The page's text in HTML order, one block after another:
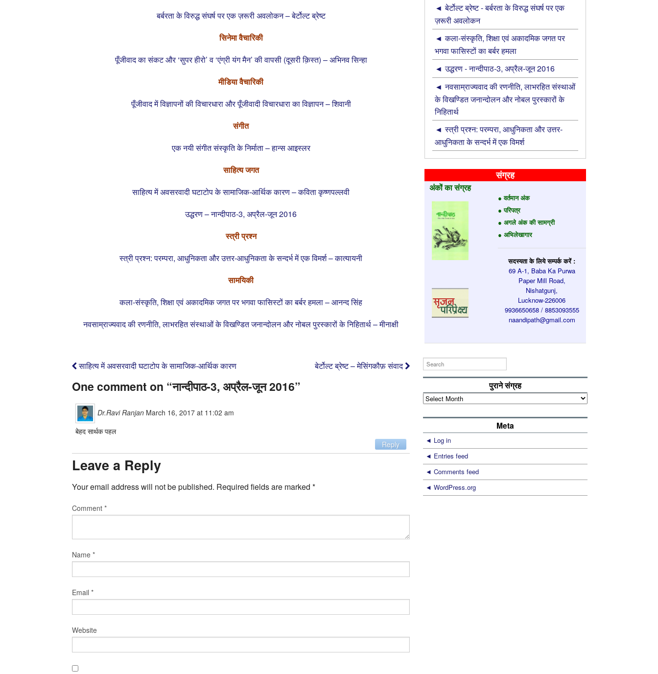
बर्बरता के विरुद्ध संघर्ष पर एक ज़रूरी अवलोकन – बेर्टोल्ट ब्रेष्ट
सिनेमा वैचारिकी
पूँजीवाद का संकट और ‘सुपर हीरो’ व ‘एंग्री यंग मैन’ की वापसी (दूसरी क़िस्त) – अभिनव सिन्हा
मीडिया वैचारिकी
पूँजीवाद में विज्ञापनों की विचारधारा और पूँजीवादी विचारधारा का विज्ञापन – शिवानी
संगीत
एक नयी संगीत संस्कृति के निर्माता – हान्स आइस्लर
साहित्य जगत
साहित्य में अवसरवादी घटाटोप के सामाजिक-आर्थिक कारण – कविता कृष्णपल्लवी
उद्धरण – नान्‍दीपाठ-3, अप्रैल-जून 2016
स्‍त्री प्रश्न
स्त्री प्रश्न: परम्परा, आधुनिकता और उत्तर-आधुनिकता के सन्दर्भ में एक विमर्श – कात्यायनी
सामयिकी
कला-संस्कृति, शिक्षा एवं अकादमिक जगत पर भगवा फासिस्टों का बर्बर हमला – आनन्द सिंह
नवसाम्राज्यवाद की रणनीति, लाभरहित संस्थाओं के विखण्डित जनान्दोलन और नोबल पुरस्कारों के निहितार्थ – मीनाक्षी
साहित्य में अवसरवादी घटाटोप के सामाजिक-आर्थिक कारण बेर्टोल्ट ब्रेष्ट – मेसिंगकौफ़ संवाद
One comment on “नान्‍दीपाठ-3, अप्रैल-जून 2016”
Dr.Ravi Ranjan March 16, 2017 at 11:02 am
बेहद सार्थक पहल
Reply
Leave a Reply
Your email address will not be published. Required fields are marked *
Comment *
Name *
Email *
Website
बेर्टोल्ट ब्रेष्ट - बर्बरता के विरुद्ध संघर्ष पर एक
ज़रूरी अवलोकन
कला-संस्कृति, शिक्षा एवं अकादमिक जगत पर
भगवा फासिस्टों का बर्बर हमला
उद्धरण - नान्‍दीपाठ-3, अप्रैल-जून 2016
नवसाम्राज्यवाद की रणनीति, लाभरहित संस्थाओं
के विखण्डित जनान्दोलन और नोबल पुरस्कारों के
निहितार्थ
स्त्री प्रश्न: परम्परा, आधुनिकता और उत्तर-
आधुनिकता के सन्दर्भ में एक विमर्श
संग्रह
अंकों का संग्रह
● वर्तमान अंक
● परिपत्र
● अगले अंक की सामग्री
● अभिलेखागार
सदस्यता के लिये सम्पर्क करें :
69 A-1, Baba Ka Purwa
Paper Mill Road,
Nishatgunj,
Lucknow-226006
9936650658 / 8853093555
naandipath@gmail.com
पुराने संग्रह
पुराने
संग्रह
Meta
Log in
Entries feed
Comments feed
WordPress.org